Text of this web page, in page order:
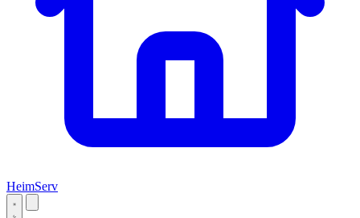
HeimServ